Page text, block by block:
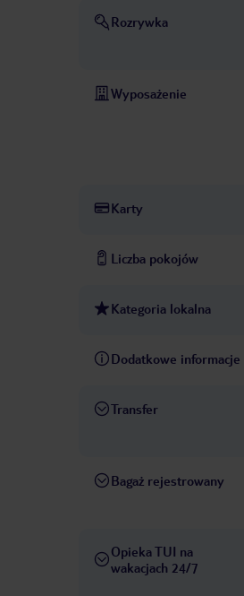
Rozrywka
Wyposażenie
Karty
Liczba pokojów
Kategoria lokalna
Dodatkowe informacje
Transfer
Bagaż rejestrowany
Opieka TUI na
wakacjach 24/7